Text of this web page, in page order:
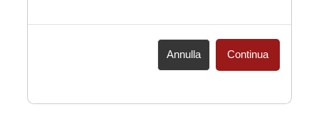
Annulla Continua